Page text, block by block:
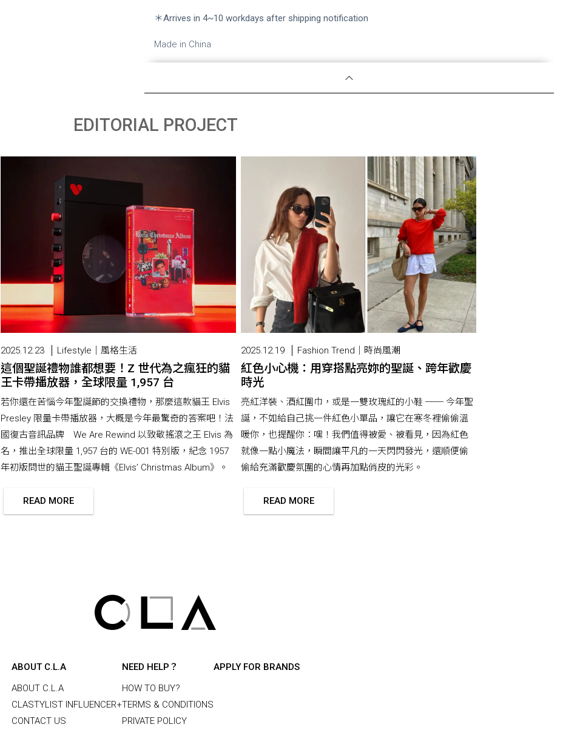
＊Arrives in 4~10 workdays after shipping notification
Made in China
EDITORIAL PROJECT
2025.12.23 Lifestyle｜風格生活
這個聖誕禮物誰都想要！Z 世代為之瘋狂的貓
王卡帶播放器，全球限量 1,957 台
若你還在苦惱今年聖誕節的交換禮物，那麼這款貓王 Elvis
Presley 限量卡帶播放器，大概是今年最驚奇的答案吧！法
國復古音訊品牌 We Are Rewind 以致敬搖滾之王 Elvis 為
名，推出全球限量 1,957 台的 WE-001 特別版，紀念 1957
年初版問世的貓王聖誕專輯《Elvis’ Christmas Album》。
READ MORE
2025.12.19 Fashion Trend｜時尚風潮
紅色小心機：用穿搭點亮妳的聖誕、跨年歡慶
時光
亮紅洋裝、酒紅圍巾，或是一雙玫瑰紅的小鞋 ── 今年聖
誕，不如給自己挑一件紅色小單品，讓它在寒冬裡偷偷溫
暖你，也提醒你：嘿！我們值得被愛、被看見，因為紅色
就像一點小魔法，瞬間讓平凡的一天閃閃發光，還順便偷
偷給充滿歡慶氛圍的心情再加點俏皮的光彩。
READ MORE
ABOUT C.L.A
ABOUT C.L.A
CLASTYLIST INFLUENCER+
CONTACT US
NEED HELP？
HOW TO BUY?
TERMS & CONDITIONS
PRIVATE POLICY
APPLY FOR BRANDS